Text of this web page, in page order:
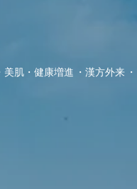
美肌・健康増進 漢方外来